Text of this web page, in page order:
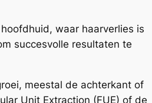
waar haarverlies is
succesvolle resultaten te
meestal de achterkant of
Unit Extraction (FUE) of de